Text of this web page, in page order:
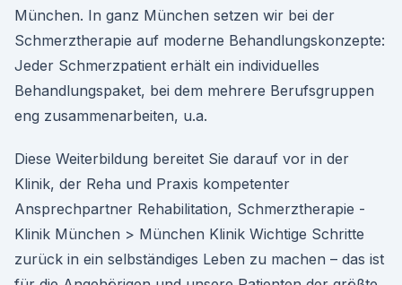
München. In ganz München setzen wir bei der
Schmerztherapie auf moderne Behandlungskonzepte:
Jeder Schmerzpatient erhält ein individuelles
Behandlungspaket, bei dem mehrere Berufsgruppen
eng zusammenarbeiten, u.a.
Diese Weiterbildung bereitet Sie darauf vor in der
Klinik, der Reha und Praxis kompetenter
Ansprechpartner Rehabilitation, Schmerztherapie -
Klinik München > München Klinik Wichtige Schritte
zurück in ein selbständiges Leben zu machen – das ist